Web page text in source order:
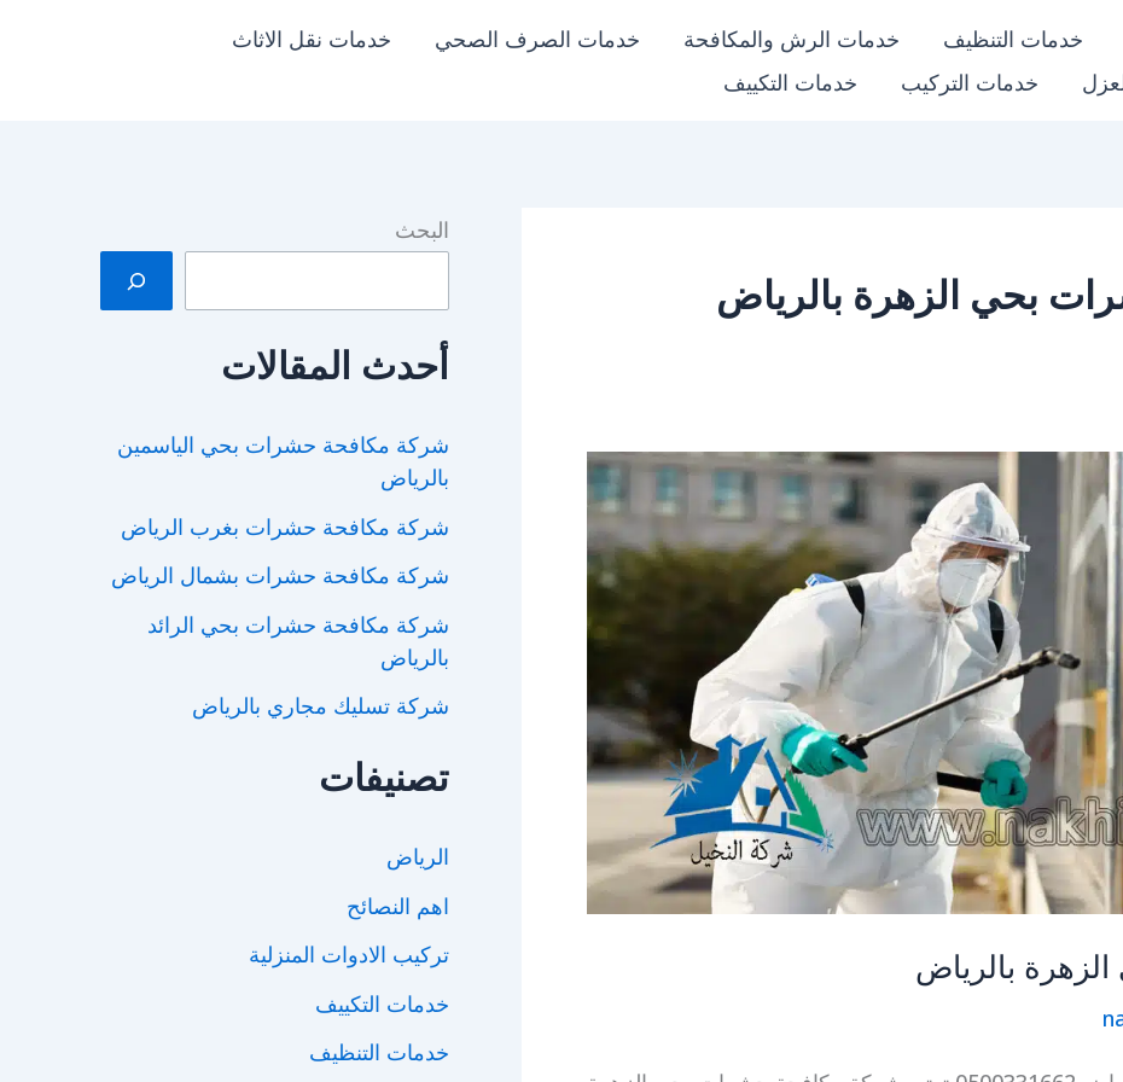
خدمات التنظيف خدمات الرش والمكافحة خدمات الصرف الصحي
خدمات نقل الاثاث
خدمات التركيب خدمات التكييف
بحي الزهرة بالرياض
بالرياض
البحث
أحدث المقالات
شركة مكافحة حشرات بحي الياسمين
بالرياض
شركة مكافحة حشرات بغرب الرياض
شركة مكافحة حشرات بشمال الرياض
شركة مكافحة حشرات بحي الرائد
بالرياض
شركة تسليك مجاري بالرياض
تصنيفات
الرياض
اهم النصائح
تركيب الادوات المنزلية
خدمات التكييف
خدمات التنظيف